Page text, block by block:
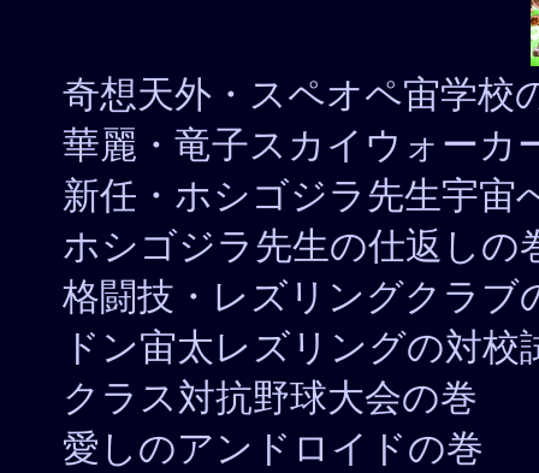
奇想天外・スペオペ宙学校
華麗・竜子スカイウォーカ
新任・ホシゴジラ先生宇宙
ホシゴジラ先生の仕返しの
格闘技・レズリングクラブ
ドン宙太レズリングの対校
クラス対抗野球大会の巻
愛しのアンドロイドの巻